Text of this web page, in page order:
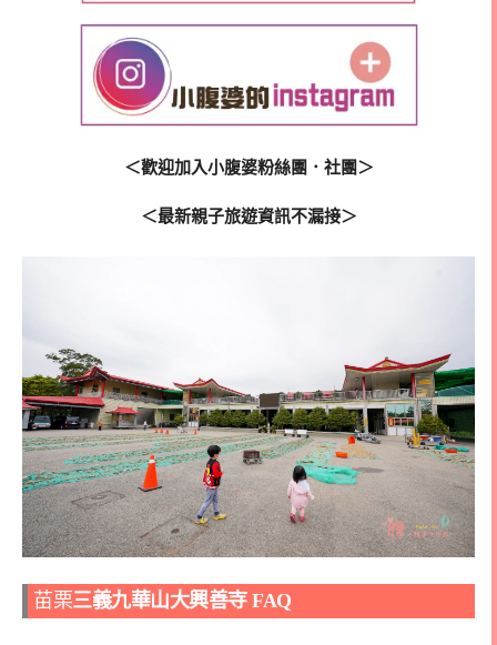
＜歡迎加入小腹婆粉絲團．社團＞
＜最新親子旅遊資訊不漏接＞
苗栗三義九華山大興善寺 FAQ